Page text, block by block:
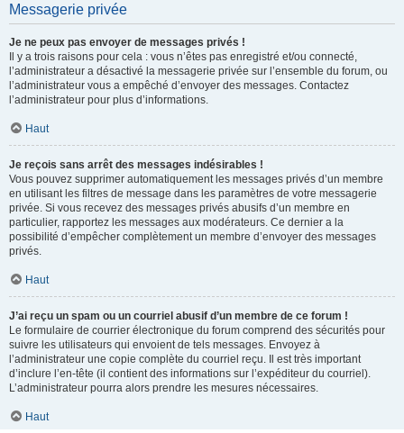
Messagerie privée
Je ne peux pas envoyer de messages privés !
Il y a trois raisons pour cela : vous n’êtes pas enregistré et/ou connecté,
l’administrateur a désactivé la messagerie privée sur l’ensemble du forum, ou
l’administrateur vous a empêché d’envoyer des messages. Contactez
l’administrateur pour plus d’informations.
Haut
Je reçois sans arrêt des messages indésirables !
Vous pouvez supprimer automatiquement les messages privés d’un membre
en utilisant les filtres de message dans les paramètres de votre messagerie
privée. Si vous recevez des messages privés abusifs d’un membre en
particulier, rapportez les messages aux modérateurs. Ce dernier a la
possibilité d’empêcher complètement un membre d’envoyer des messages
privés.
Haut
J’ai reçu un spam ou un courriel abusif d’un membre de ce forum !
Le formulaire de courrier électronique du forum comprend des sécurités pour
suivre les utilisateurs qui envoient de tels messages. Envoyez à
l’administrateur une copie complète du courriel reçu. Il est très important
d’inclure l’en-tête (il contient des informations sur l’expéditeur du courriel).
L’administrateur pourra alors prendre les mesures nécessaires.
Haut